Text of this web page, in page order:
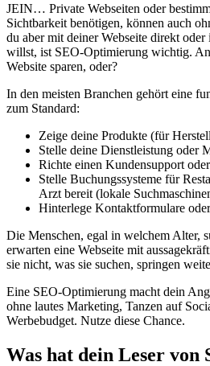
JEIN… Private Webseiten oder
Sichtbarkeit benötigen, können auch
du aber mit deiner Webseite direkt
willst, ist SEO-Optimierung wichtig.
Website sparen, oder?
In den meisten Branchen gehört eine
zum Standard:
Zeige deine Produkte (für
Stelle deine Dienstleistung oder
Richte einen Kundensupport
Stelle Buchungssysteme für
Arzt bereit (lokale
Hinterlege Kontaktformulare
Die Menschen, egal in welchem Alter,
erwarten eine Webseite mit
sie nicht, was sie suchen, springen
Eine SEO-Optimierung macht dein
ohne lautes Marketing, Tanzen auf
Werbebudget. Nutze diese Chance.
Was hat dein Leser von